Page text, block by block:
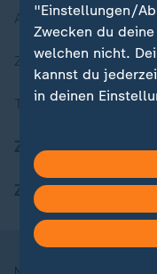
Aktuelle Sendungs-
ZDFheute Stories
Themen im Überblick
ZDFheute Update
ZDFheute Apps
Nutzungsbedingungen
"Einstellungen/
Zwecken du
welchen nicht.
kannst du
in deinen
Weitere